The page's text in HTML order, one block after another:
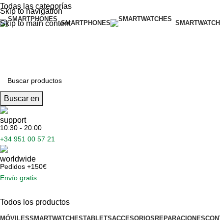
Skip to navigation
Skip to main content
Todas las categorías
SMARTPHONES
Buscar en
10:30 - 20:00
+34 951 00 57 21
Pedidos +150€
Envío gratis
Todos los productos
MÓVILESSMARTWATCHESTABLETSACCESORIOS REPARACIONES